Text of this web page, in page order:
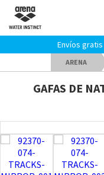
Envíos
ARENA
GAFAS DE